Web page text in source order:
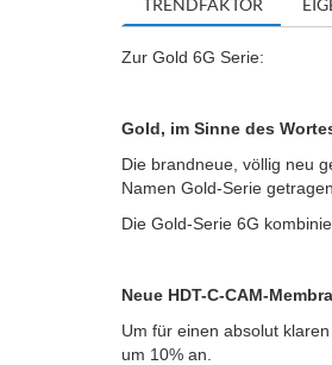
TRENDFAKTOR
Zur Gold 6G Serie:
Gold, im Sinne des
Die brandneue, völlig neu
Namen Gold-Serie
Die Gold-Serie 6G
Neue HDT-C-CAM-
Um für einen absolut
um 10% an.